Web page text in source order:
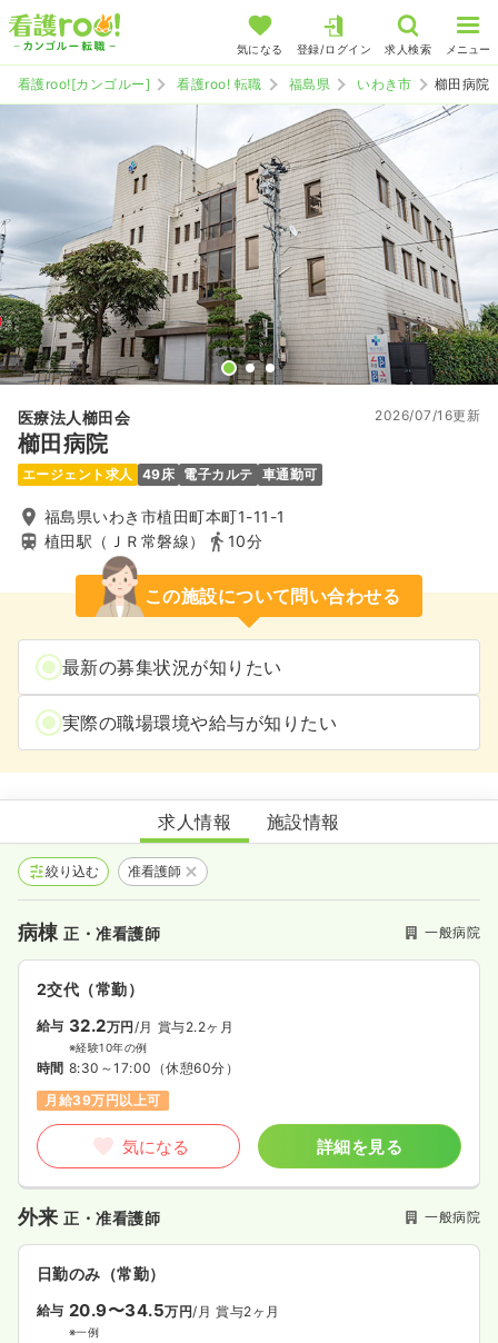
気になる 登録/ログイン 求人検索 メニュー
看護roo![カンゴルー] 看護roo! 転職 福島県 いわき市 櫛田病院
医療法人櫛田会
櫛田病院
2026/07/16更新
エージェント求人 49床 電子カルテ 車通勤可
福島県いわき市植田町本町1-11-1
植田駅（ＪＲ常磐線）
10分
この施設について問い合わせる
最新の募集状況が知りたい
実際の職場環境や給与が知りたい
櫛田病院
求人情報 施設情報
絞り込む 准看護師
病棟正・准看護師 一般病院
2交代（常勤）
給与 32.2万円/月 賞与2.2ヶ月
※経験10年の例
時間 8:30～17:00 （休憩60分）
月給39万円以上可
気になる 詳細を見る
外来正・准看護師 一般病院
日勤のみ（常勤）
給与 20.9〜34.5万円/月 賞与2ヶ月
※一例